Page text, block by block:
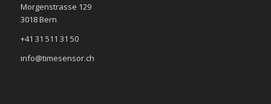
Morgenstrasse 129
3018 Bern
+41 31 511 31 50
info@timesensor.ch